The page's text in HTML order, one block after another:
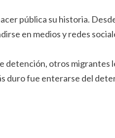
pública su historia.
en medios y redes
otros migrantes
duro fue enterarse del